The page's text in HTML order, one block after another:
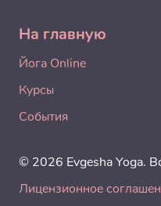
На главную
Йога Online
Курсы
События
© 2026 Evgesha Yoga.
Лицензионное